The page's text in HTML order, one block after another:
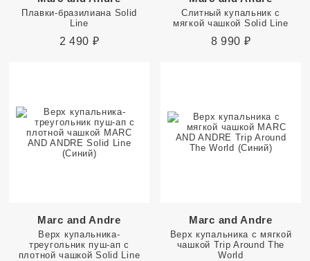
Плавки-бразилиана Solid
Line
2 490 ₽
Слитный купальник с
мягкой чашкой Solid Line
8 990 ₽
Marc and Andre
Верх купальника-
треугольник пуш-ап с
плотной чашкой Solid Line
Marc and Andre
Верх купальника с мягкой
чашкой Trip Around The
World